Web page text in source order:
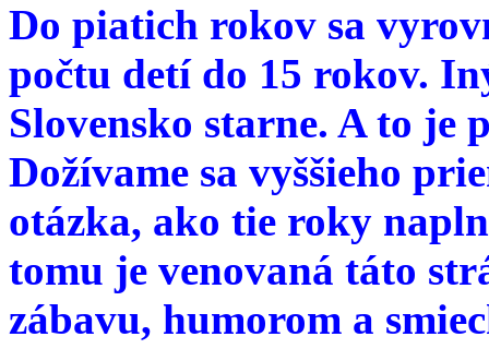
Do piatich rokov sa
počtu detí do 15 rokov.
Slovensko starne. A to je
Dožívame sa vyššieho
otázka, ako tie roky
tomu je venovaná táto
zábavu, humorom a